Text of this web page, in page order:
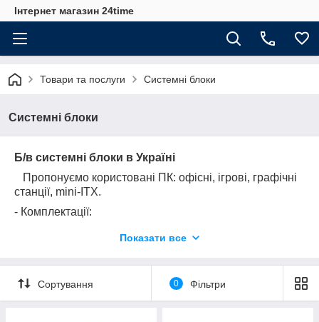
Інтернет магазин 24time
Товари та послуги Системні блоки
Системні блоки
Б/в системні блоки в Україні
Пропонуємо користовані ПК: офісні, ігрові, графічні
станції, mini-ITX.
- Комплектації:
~ Intel Core i3/i5/i7/i9 та AMD Ryzen 3/5/7/9
~ відеокарти nVidia GeForce / AMD Radeon
Кожен блок пройшов повне тестування:
Показати все
Сортування 0 Фільтри